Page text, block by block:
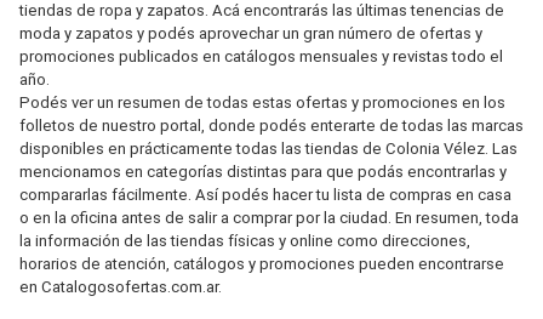
tiendas de ropa y zapatos. Acá encontrarás las últimas tenencias de
moda y zapatos y podés aprovechar un gran número de ofertas y
promociones publicados en catálogos mensuales y revistas todo el
año.
Podés ver un resumen de todas estas ofertas y promociones en los
folletos de nuestro portal, donde podés enterarte de todas las marcas
disponibles en prácticamente todas las tiendas de Colonia Vélez. Las
mencionamos en categorías distintas para que podás encontrarlas y
compararlas fácilmente. Así podés hacer tu lista de compras en casa
o en la oficina antes de salir a comprar por la ciudad. En resumen, toda
la información de las tiendas físicas y online como direcciones,
horarios de atención, catálogos y promociones pueden encontrarse
en Catalogosofertas.com.ar.